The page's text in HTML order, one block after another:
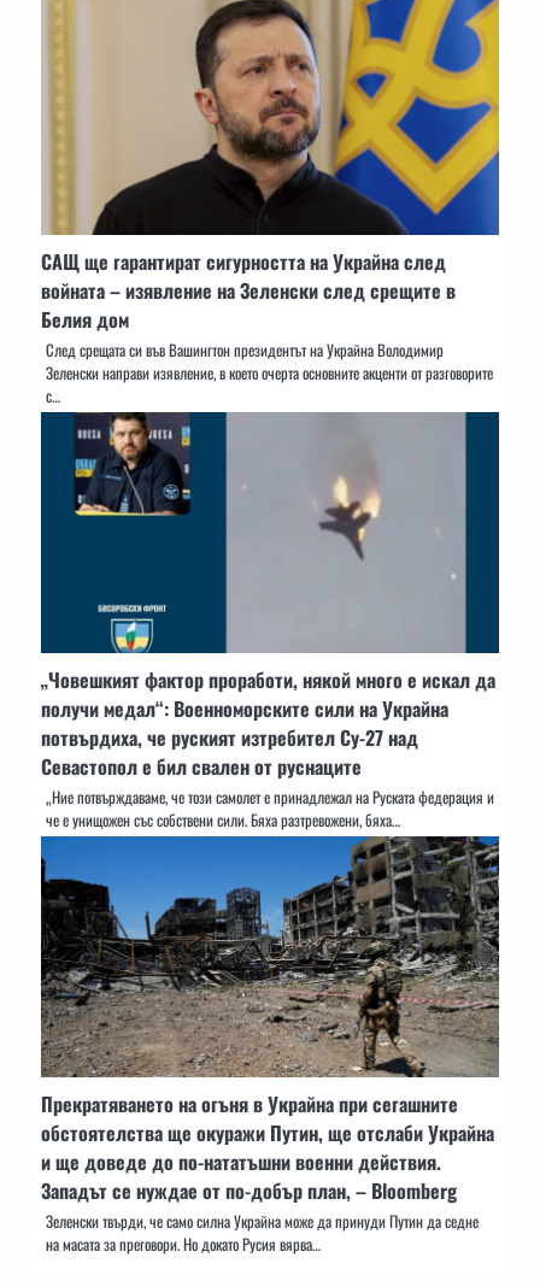
САЩ ще гарантират сигурността на Украйна след
войната – изявление на Зеленски след срещите в
Белия дом
След срещата си във Вашингтон президентът на Украйна Володимир
Зеленски направи изявление, в което очерта основните акценти от разговорите
с…
„Човешкият фактор проработи, някой много е искал да
получи медал“: Военноморските сили на Украйна
потвърдиха, че руският изтребител Су-27 над
Севастопол е бил свален от руснаците
„Ние потвърждаваме, че този самолет е принадлежал на Руската федерация и
че е унищожен със собствени сили. Бяха разтревожени, бяха…
Прекратяването на огъня в Украйна при сегашните
обстоятелства ще окуражи Путин, ще отслаби Украйна
и ще доведе до по-нататъшни военни действия.
Западът се нуждае от по-добър план, – Bloomberg
Зеленски твърди, че само силна Украйна може да принуди Путин да седне
на масата за преговори. Но докато Русия вярва…